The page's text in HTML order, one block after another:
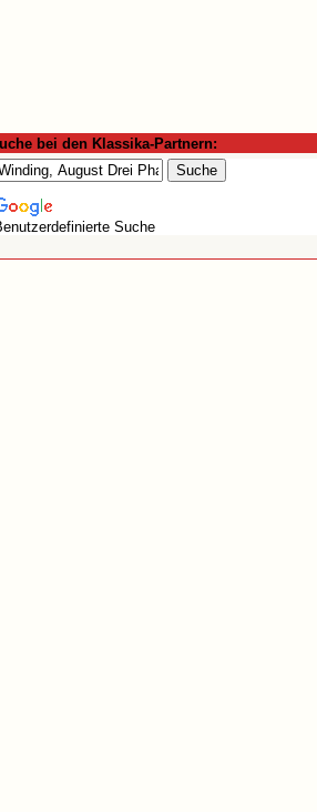
bei den Klassika-Partnern:
Suche